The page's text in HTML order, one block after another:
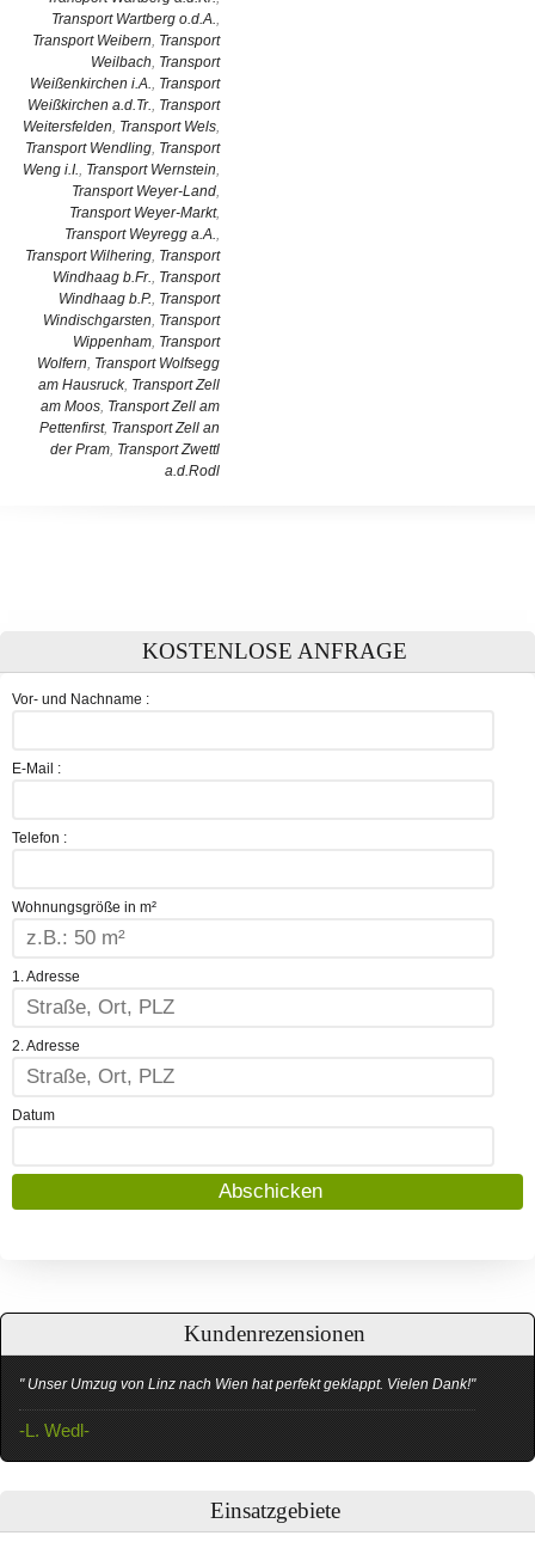
Transport Wartberg o.d.A.,
Transport Weibern, Transport
Weilbach, Transport
Weißenkirchen i.A., Transport
Weißkirchen a.d.Tr., Transport
Weitersfelden, Transport Wels,
Transport Wendling, Transport
Weng i.I., Transport Wernstein,
Transport Weyer-Land,
Transport Weyer-Markt,
Transport Weyregg a.A.,
Transport Wilhering, Transport
Windhaag b.Fr., Transport
Windhaag b.P., Transport
Windischgarsten, Transport
Wippenham, Transport
Wolfern, Transport Wolfsegg
am Hausruck, Transport Zell
am Moos, Transport Zell am
Pettenfirst, Transport Zell an
der Pram, Transport Zwettl
a.d.Rodl
KOSTENLOSE ANFRAGE
Vor- und Nachname :
E-Mail :
Telefon :
Wohnungsgröße in m²
1. Adresse
2. Adresse
Datum
Kundenrezensionen
" Unser Umzug von Linz nach Wien hat perfekt geklappt. Vielen Dank!"
-L. Wedl-
Einsatzgebiete